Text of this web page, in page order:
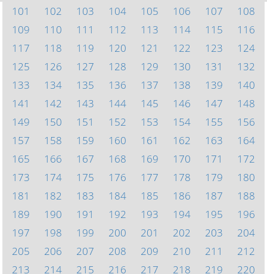
101
102 103 104 105 106 107
108
109
110 111 112 113 114 115
116
117
118 119 120 121 122 123
124
125
126 127 128 129 130 131
132
133
134 135 136 137 138 139
140
141
142 143 144 145 146 147
148
149
150 151 152 153 154 155
156
157
158 159 160 161 162 163
164
165
166 167 168 169 170 171
172
173
174 175 176 177 178 179
180
181
182 183 184 185 186 187
188
189
190 191 192 193 194 195
196
197
198 199 200 201 202 203
204
205
206 207 208 209 210 211
212
213
214 215 216 217 218 219
220